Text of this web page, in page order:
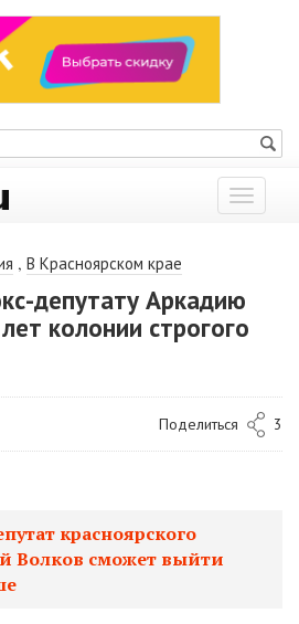
Показать
меню
, В Красноярском крае
депутату Аркадию
колонии строгого
Поделиться 3
красноярского
Волков сможет выйти